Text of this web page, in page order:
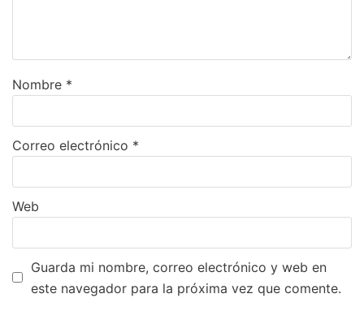
Nombre *
Correo electrónico *
Web
Guarda mi nombre, correo electrónico y web en
este navegador para la próxima vez que comente.